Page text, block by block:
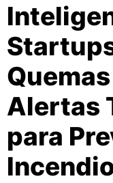
Alertas
para